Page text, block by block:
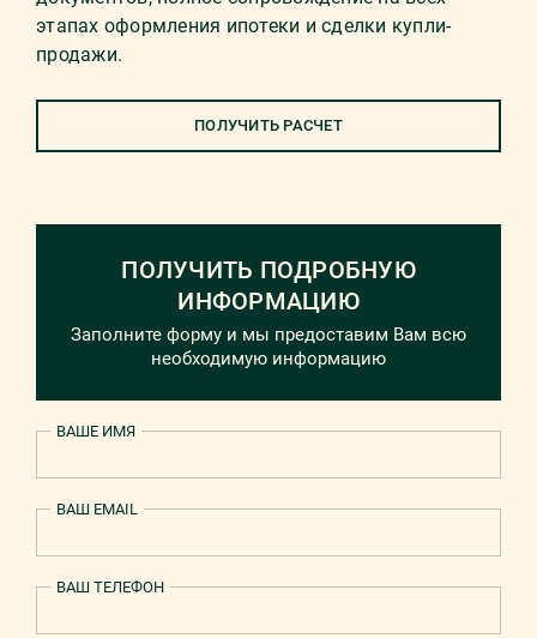
этапах оформления ипотеки и сделки купли-
продажи.
ПОЛУЧИТЬ РАСЧЕТ
ПОЛУЧИТЬ ПОДРОБНУЮ
ИНФОРМАЦИЮ
Заполните форму и мы предоставим Вам всю
необходимую информацию
ВАШЕ ИМЯ
ВАШ EMAIL
ВАШ ТЕЛЕФОН